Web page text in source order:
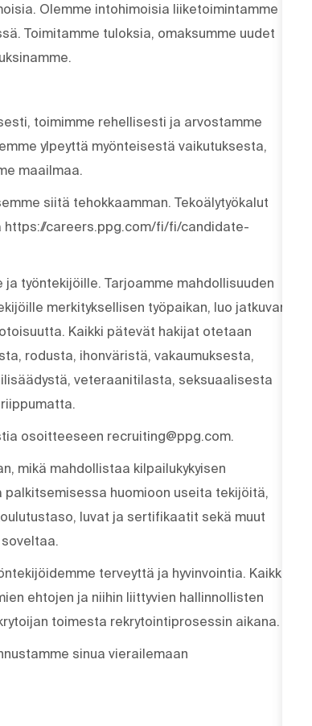
Olemme intohimoisia liiketoimintamme
Toimitamme tuloksia, omaksumme uudet
toimimme rehellisesti ja arvostamme
ylpeyttä myönteisestä vaikutuksesta,
maailmaa.
siitä tehokkaamman. Tekoälytyökalut
careers.ppg.com/fi/fi/candidate-
työntekijöille. Tarjoamme mahdollisuuden
merkityksellisen työpaikan, luo jatkuvan
Kaikki pätevät hakijat otetaan
rodusta, ihonväristä, vakaumuksesta,
veteraanitilasta, seksuaalisesta
osoitteeseen recruiting@ppg.com.
mikä mahdollistaa kilpailukykyisen
huomioon useita tekijöitä,
luvat ja sertifikaatit sekä muut
terveyttä ja hyvinvointia. Kaikki
ehtojen ja niihin liittyvien hallinnollisten
toimesta rekrytointiprosessin aikana.
sinua vierailemaan